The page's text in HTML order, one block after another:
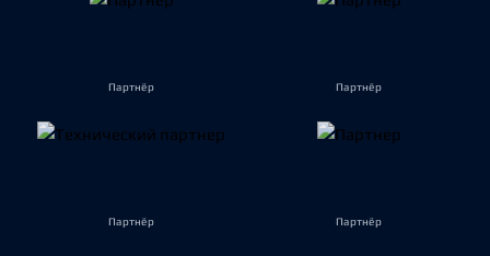
Партнёр Партнёр
Партнёр Партнёр